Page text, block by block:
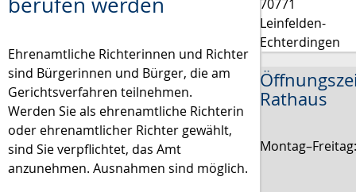
Ehrenamtliche Richterinnen und Richter
sind Bürgerinnen und Bürger, die am
Gerichtsverfahren teilnehmen.
Werden Sie als ehrenamtliche Richterin
oder ehrenamtlicher Richter gewählt,
sind Sie verpflichtet, das Amt
anzunehmen. Ausnahmen sind möglich.
70771
Leinfelden-
Echterdingen
Rathaus